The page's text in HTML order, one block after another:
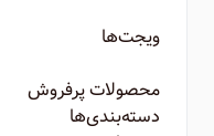
ویجت‌ها
محصولات پرفروش
دسته‌بندی‌ها